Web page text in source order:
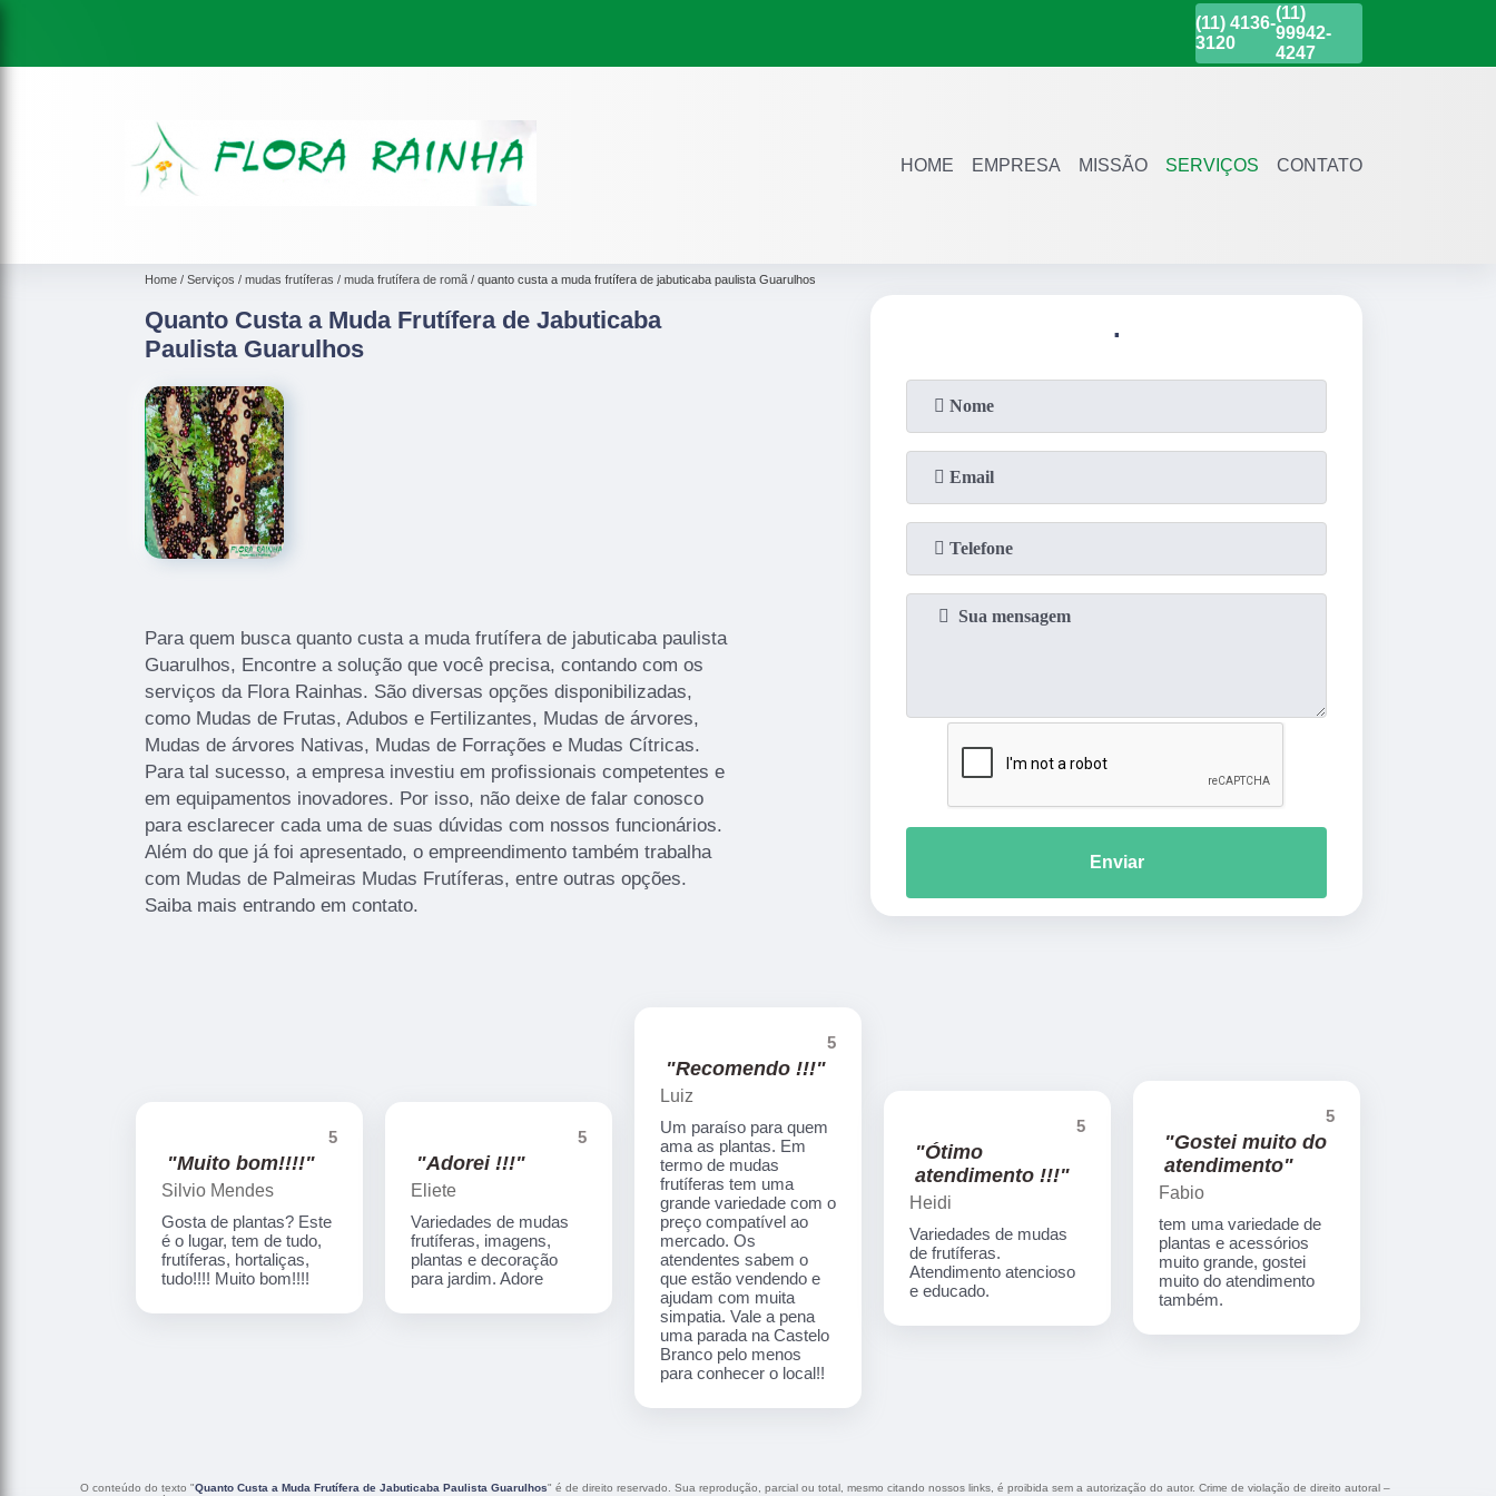
(11) 4136-
3120
(11)
99942-
4247
HOME EMPRESA MISSÃO SERVIÇOS CONTATO
Home Serviços mudas frutíferas muda frutífera de romã quanto custa a muda frutífera de jabuticaba paulista Guarulhos
Quanto Custa a Muda Frutífera de Jabuticaba
Paulista Guarulhos
Para quem busca quanto custa a muda frutífera de jabuticaba paulista
Guarulhos, Encontre a solução que você precisa, contando com os
serviços da Flora Rainhas. São diversas opções disponibilizadas,
como Mudas de Frutas, Adubos e Fertilizantes, Mudas de árvores,
Mudas de árvores Nativas, Mudas de Forrações e Mudas Cítricas.
Para tal sucesso, a empresa investiu em profissionais competentes e
em equipamentos inovadores. Por isso, não deixe de falar conosco
para esclarecer cada uma de suas dúvidas com nossos funcionários.
Além do que já foi apresentado, o empreendimento também trabalha
com Mudas de Palmeiras Mudas Frutíferas, entre outras opções.
Saiba mais entrando em contato.
.
Enviar
5
"Muito bom!!!!"
Silvio Mendes
Gosta de plantas? Este
é o lugar, tem de tudo,
frutíferas, hortaliças,
tudo!!!! Muito bom!!!!
5
"Adorei !!!"
Eliete
Variedades de mudas
frutíferas, imagens,
plantas e decoração
para jardim. Adore
5
"Recomendo !!!"
Luiz
Um paraíso para quem
ama as plantas. Em
termo de mudas
frutíferas tem uma
grande variedade com o
preço compatível ao
mercado. Os
atendentes sabem o
que estão vendendo e
ajudam com muita
simpatia. Vale a pena
uma parada na Castelo
Branco pelo menos
para conhecer o local!!
5
"Ótimo
atendimento !!!"
Heidi
Variedades de mudas
de frutíferas.
Atendimento atencioso
e educado.
5
"Gostei muito do
atendimento"
Fabio
tem uma variedade de
plantas e acessórios
muito grande, gostei
muito do atendimento
também.
O conteúdo do texto "Quanto Custa a Muda Frutífera de Jabuticaba Paulista Guarulhos" é de direito reservado. Sua reprodução, parcial ou total, mesmo citando nossos links, é proibida sem a autorização do autor. Crime de violação de direito autoral –